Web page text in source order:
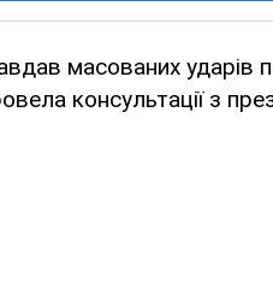
масованих ударів
консультації з